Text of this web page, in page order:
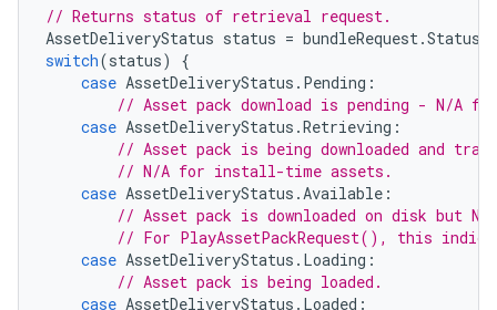
// Returns status of retrieval request.
AssetDeliveryStatus status = bundleRequest .Status
switch(status)
{
case AssetDeliveryStatus . Pending :
// Asset pack download is pending - N/A
case AssetDeliveryStatus .Retrieving :
// Asset pack is being downloaded and
// N/A for install-time assets.
case AssetDeliveryStatus . Available :
// Asset pack is downloaded on disk but
// For PlayAssetPackRequest(), this
case AssetDeliveryStatus . Loading :
// Asset pack is being loaded.
case AssetDeliveryStatus . Loaded :